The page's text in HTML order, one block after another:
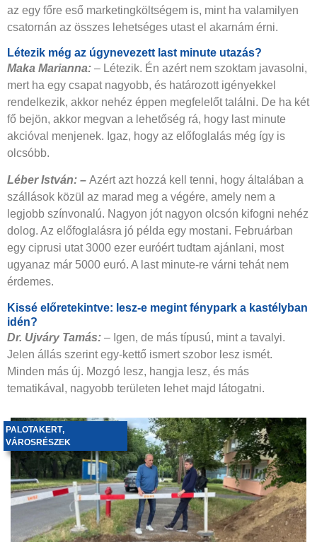
az egy főre eső marketingköltségem is, mint ha valamilyen
csatornán az összes lehetséges utast el akarnám érni.
Létezik még az úgynevezett last minute utazás?
Maka Marianna: – Létezik. Én azért nem szoktam javasolni,
mert ha egy csapat nagyobb, és határozott igényekkel
rendelkezik, akkor nehéz éppen megfelelőt találni. De ha két
fő bejön, akkor megvan a lehetőség rá, hogy last minute
akcióval menjenek. Igaz, hogy az előfoglalás még így is
olcsóbb.
Léber István: – Azért azt hozzá kell tenni, hogy általában a
szállások közül az marad meg a végére, amely nem a
legjobb színvonalú. Nagyon jót nagyon olcsón kifogni nehéz
dolog. Az előfoglalásra jó példa egy mostani. Februárban
egy ciprusi utat 3000 ezer euróért tudtam ajánlani, most
ugyanaz már 5000 euró. A last minute-re várni tehát nem
érdemes.
Kissé előretekintve: lesz-e megint fénypark a kastélyban
idén?
Dr. Ujváry Tamás: – Igen, de más típusú, mint a tavalyi.
Jelen állás szerint egy-kettő ismert szobor lesz ismét.
Minden más új. Mozgó lesz, hangja lesz, és más
tematikával, nagyobb területen lehet majd látogatni.
PALOTAKERT,
VÁROSRÉSZEK